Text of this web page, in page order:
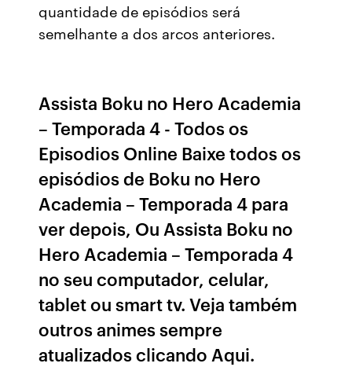
quantidade de episódios será
semelhante a dos arcos anteriores.
Assista Boku no Hero Academia
– Temporada 4 - Todos os
Episodios Online Baixe todos os
episódios de Boku no Hero
Academia – Temporada 4 para
ver depois, Ou Assista Boku no
Hero Academia – Temporada 4
no seu computador, celular,
tablet ou smart tv. Veja também
outros animes sempre
atualizados clicando Aqui.